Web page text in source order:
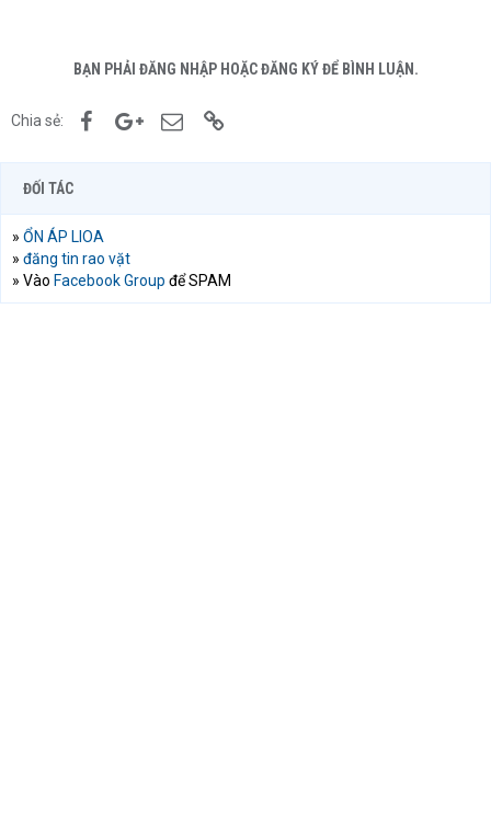
BẠN PHẢI ĐĂNG NHẬP HOẶC ĐĂNG KÝ ĐỂ BÌNH LUẬN.
Chia sẻ: FacebookGoogle+Email
ĐỐI TÁC
» ỔN ÁP LIOA
» đăng tin rao vặt
» Vào Facebook Group để SPAM